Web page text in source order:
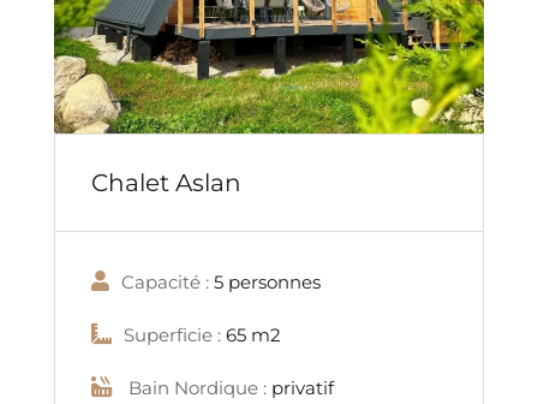
Chalet Aslan
Capacité : 5 personnes
Superficie : 65 m2
Bain Nordique : privatif